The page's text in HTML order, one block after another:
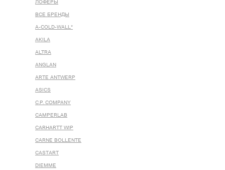
ЛОФЕРЫ
ВСЕ БРЕНДЫ
A-COLD-WALL*
AKILA
ALTRA
ANGLAN
ARTE ANTWERP
ASICS
C.P. COMPANY
CAMPERLAB
CARHARTT WIP
CARNE BOLLENTE
CASTART
DIEMME